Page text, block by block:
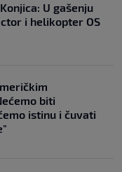
U gašenju
i helikopter OS
biti
istinu i čuvati